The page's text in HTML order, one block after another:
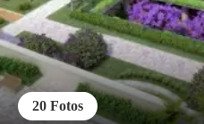
20 Fotos